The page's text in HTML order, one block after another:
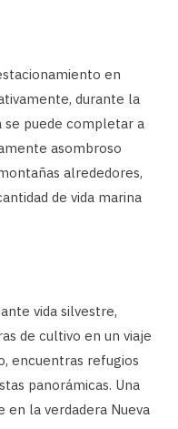
en
durante la
se puede completar a
asombroso
alrededores,
de vida marina
vida silvestre,
de cultivo en un viaje
encuentras refugios
panorámicas. Una
la verdadera Nueva